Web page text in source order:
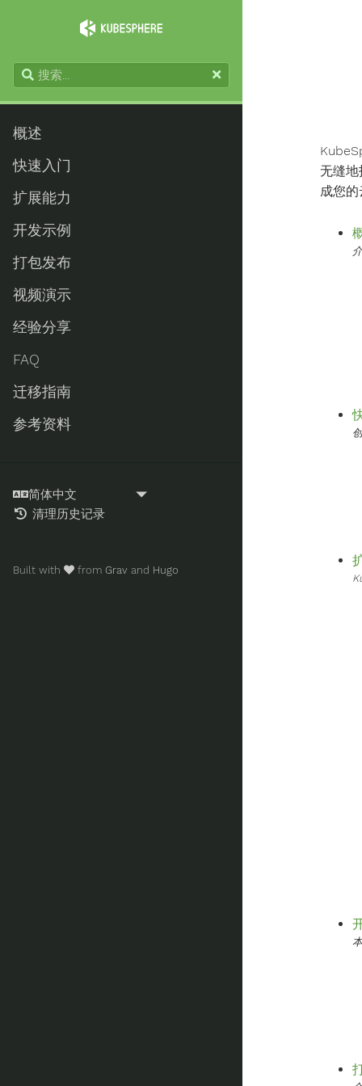
概述
快速入门
扩展能力
开发示例
打包发布
视频演示
经验分享
FAQ
迁移指南
参考资料
清理历史记录
Built with from Grav and Hugo
无缝
成您